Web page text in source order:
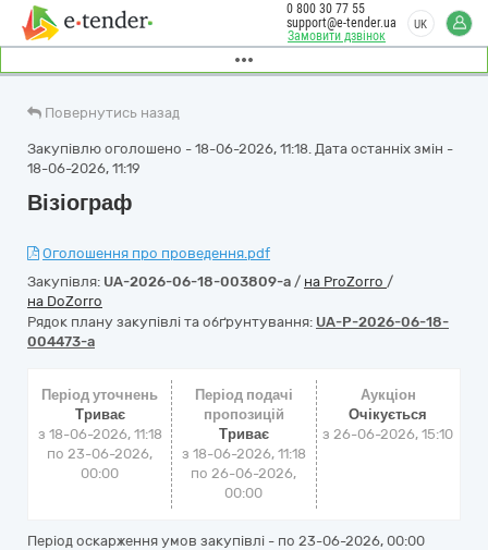
Замовити дзвінок
0 800 30 77 55
support@e-tender.ua
UK
Повернутись назад
Закупівлю оголошено - 18-06-2026, 11:18. Дата останніх змін -
18-06-2026, 11:19
Візіограф
Оголошення про проведення.pdf
Закупівля: UA-2026-06-18-003809-a / на ProZorro /
на DoZorro
Рядок плану закупівлі та обґрунтування: UA-P-2026-06-18-
004473-a
Період уточнень
Триває
з 18-06-2026, 11:18
по 23-06-2026,
00:00
Період подачі
пропозицій
Триває
з 18-06-2026, 11:18
по 26-06-2026,
00:00
Аукціон
Очікується
з26-06-2026, 15:10
Період оскарження умов закупівлі - по 23-06-2026, 00:00